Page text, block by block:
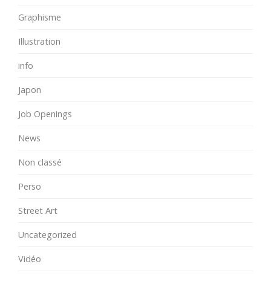
Graphisme
Illustration
info
Japon
Job Openings
News
Non classé
Perso
Street Art
Uncategorized
Vidéo